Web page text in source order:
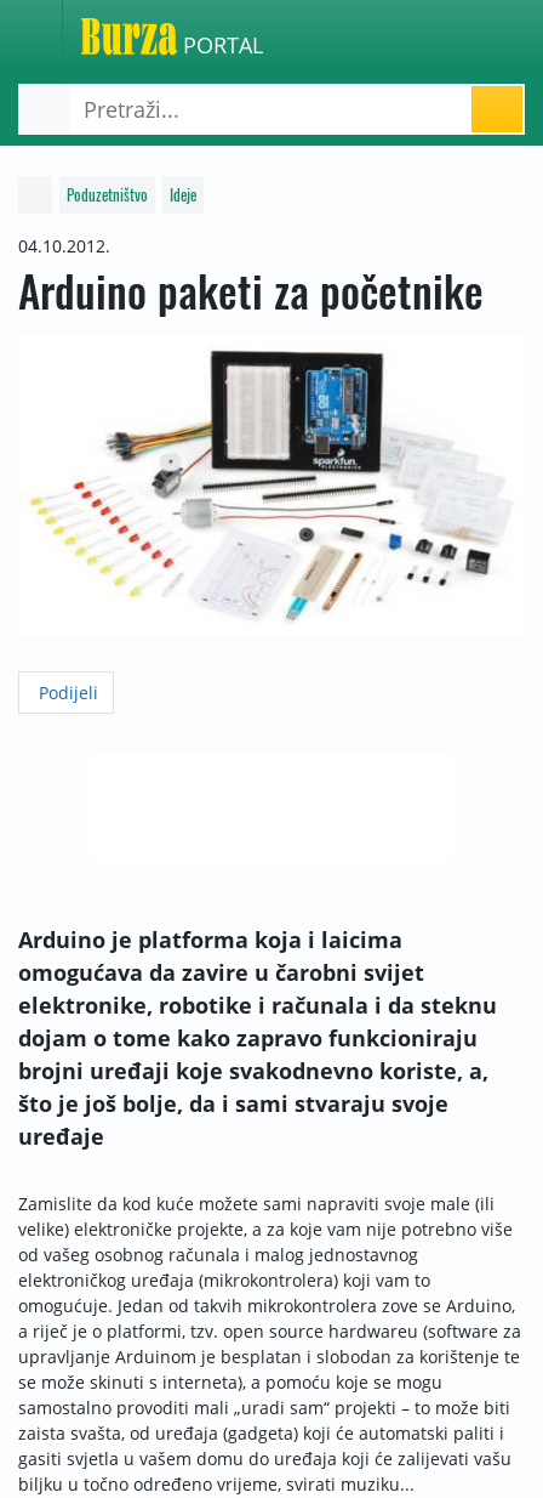
PORTAL
Poduzetništvo Ideje
04.10.2012.
Arduino paketi za početnike
Podijeli
Arduino je platforma koja i laicima
omogućava da zavire u čarobni svijet
elektronike, robotike i računala i da steknu
dojam o tome kako zapravo funkcioniraju
brojni uređaji koje svakodnevno koriste, a,
što je još bolje, da i sami stvaraju svoje
uređaje
Zamislite da kod kuće možete sami napraviti svoje male (ili
velike) elektroničke projekte, a za koje vam nije potrebno više
od vašeg osobnog računala i malog jednostavnog
elektroničkog uređaja (mikrokontrolera) koji vam to
omogućuje. Jedan od takvih mikrokontrolera zove se Arduino,
a riječ je o platformi, tzv. open source hardwareu (software za
upravljanje Arduinom je besplatan i slobodan za korištenje te
se može skinuti s interneta), a pomoću koje se mogu
samostalno provoditi mali „uradi sam“ projekti – to može biti
zaista svašta, od uređaja (gadgeta) koji će automatski paliti i
gasiti svjetla u vašem domu do uređaja koji će zalijevati vašu
biljku u točno određeno vrijeme, svirati muziku...